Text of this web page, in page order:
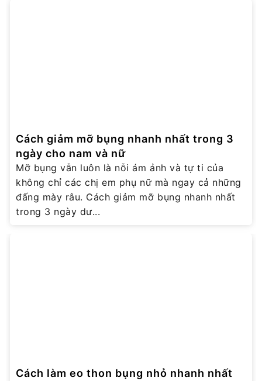
Cách giảm mỡ bụng nhanh nhất trong 3
ngày cho nam và nữ
Mỡ bụng vẫn luôn là nỗi ám ảnh và tự ti của
không chỉ các chị em phụ nữ mà ngay cả những
đấng mày râu. Cách giảm mỡ bụng nhanh nhất
trong 3 ngày dư...
Cách làm eo thon bụng nhỏ nhanh nhất